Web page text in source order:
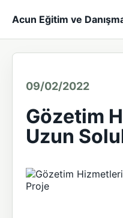
Acun Eğitim ve
09/02/2022
Gözetim
Uzun